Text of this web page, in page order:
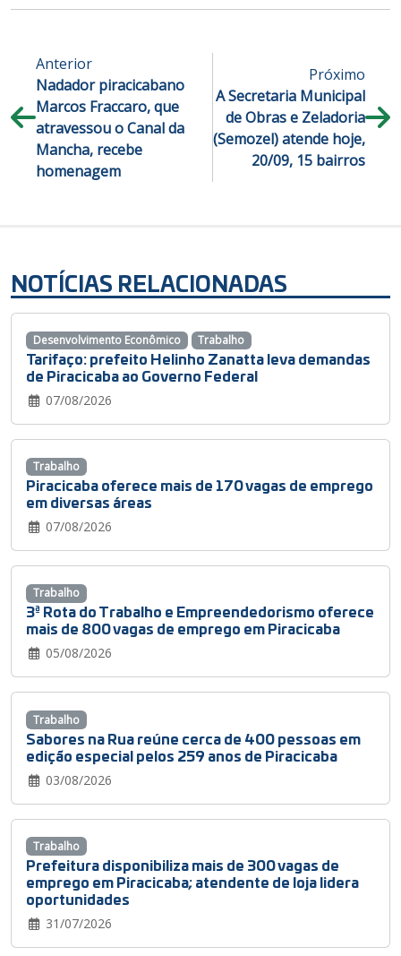
Anterior
Nadador piracicabano
Marcos Fraccaro, que
atravessou o Canal da
Mancha, recebe
homenagem
Próximo
A Secretaria Municipal
de Obras e Zeladoria
(Semozel) atende hoje,
20/09, 15 bairros
NOTÍCIAS RELACIONADAS
Tarifaço: prefeito Helinho Zanatta leva demandas
de Piracicaba ao Governo Federal
07/08/2026
Desenvolvimento Econômico Trabalho
Piracicaba oferece mais de 170 vagas de emprego
em diversas áreas
07/08/2026
Trabalho
3ª Rota do Trabalho e Empreendedorismo oferece
mais de 800 vagas de emprego em Piracicaba
05/08/2026
Trabalho
Sabores na Rua reúne cerca de 400 pessoas em
edição especial pelos 259 anos de Piracicaba
03/08/2026
Trabalho
Prefeitura disponibiliza mais de 300 vagas de
emprego em Piracicaba; atendente de loja lidera
oportunidades
31/07/2026
Trabalho